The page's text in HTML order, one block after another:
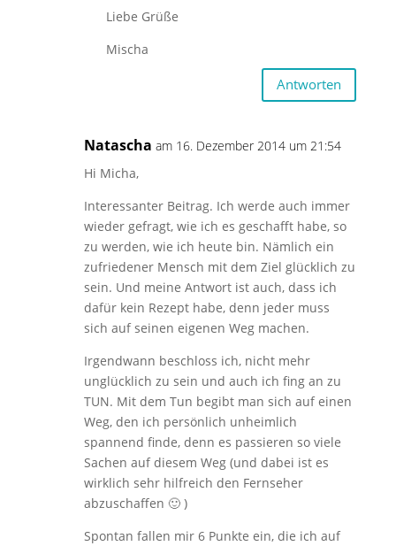
Liebe Grüße
Mischa
Antworten
Natascha am 16. Dezember 2014 um 21:54
Hi Micha,
Interessanter Beitrag. Ich werde auch immer
wieder gefragt, wie ich es geschafft habe, so
zu werden, wie ich heute bin. Nämlich ein
zufriedener Mensch mit dem Ziel glücklich zu
sein. Und meine Antwort ist auch, dass ich
dafür kein Rezept habe, denn jeder muss
sich auf seinen eigenen Weg machen.
Irgendwann beschloss ich, nicht mehr
unglücklich zu sein und auch ich fing an zu
TUN. Mit dem Tun begibt man sich auf einen
Weg, den ich persönlich unheimlich
spannend finde, denn es passieren so viele
Sachen auf diesem Weg (und dabei ist es
wirklich sehr hilfreich den Fernseher
abzuschaffen 🙂 )
Spontan fallen mir 6 Punkte ein, die ich auf